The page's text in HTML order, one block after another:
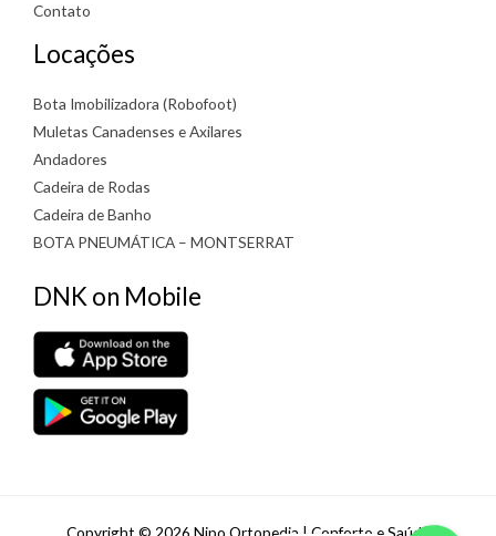
Contato
Locações
Bota Imobilizadora (Robofoot)
Muletas Canadenses e Axilares
Andadores
Cadeira de Rodas
Cadeira de Banho
BOTA PNEUMÁTICA – MONTSERRAT
DNK on Mobile
WhatsApp
WhatsApp